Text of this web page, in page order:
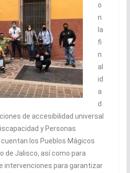
o
n
la
fi
n
al
id
a
d
de accesibilidad universal
y Personas
los Pueblos Mágicos
de Jalisco, así como para
intervenciones para garantizar